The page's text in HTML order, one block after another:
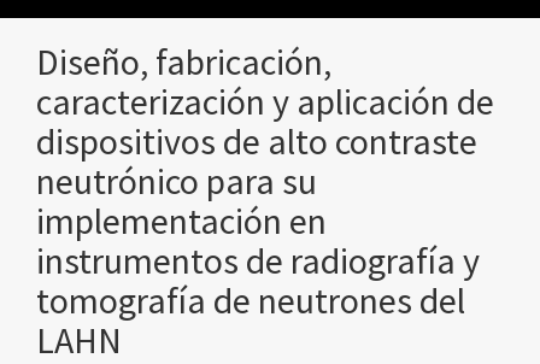
Diseño, fabricación,
caracterización y aplicación de
dispositivos de alto contraste
neutrónico para su
implementación en
instrumentos de radiografía y
tomografía de neutrones del
LAHN